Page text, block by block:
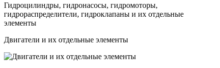
Гидроцилиндры, гидронасосы, гидромоторы,
гидрораспределители, гидроклапаны и их отдельные
элементы
Двигатели и их отдельные элементы